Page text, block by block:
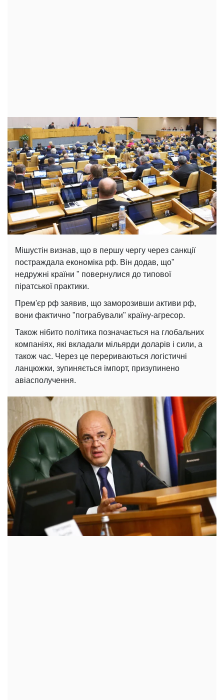
Мішустін визнав, що в першу чергу через санкції
постраждала економіка рф. Він додав, що"
недружні країни " повернулися до типової
піратської практики.
Прем'єр рф заявив, що заморозивши активи рф,
вони фактично "пограбували" країну-агресор.
Також нібито політика позначається на глобальних
компаніях, які вкладали мільярди доларів і сили, а
також час. Через це перериваються логістичні
ланцюжки, зупиняється імпорт, призупинено
авіасполучення.